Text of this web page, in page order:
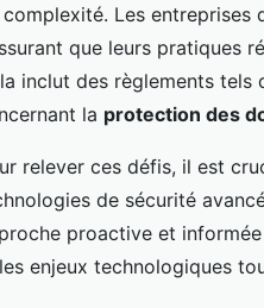
Les entreprises
que leurs pratiques
inclut des règlements tels
la protection des
relever ces défis, il est
de sécurité
proactive et
enjeux technologiques